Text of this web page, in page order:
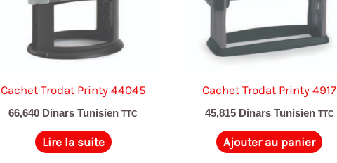
Cachet Trodat Printy 44045
66,640 Dinars Tunisien TTC
Lire la suite
Cachet Trodat Printy 4917
45,815 Dinars Tunisien TTC
Ajouter au panier